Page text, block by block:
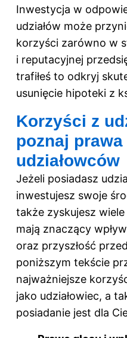
Inwestycja w
udziałów może
korzyści zarówno w
i reputacyjnej
trafiłeś to odkryj
usunięcie hipoteki z
Korzyści z
poznaj
udziałowców
Jeżeli posiadasz
inwestujesz swoje
także zyskujesz
mają znaczący
oraz przyszłość
poniższym tekście
najważniejsze
jako udziałowiec, a
posiadanie jest dla